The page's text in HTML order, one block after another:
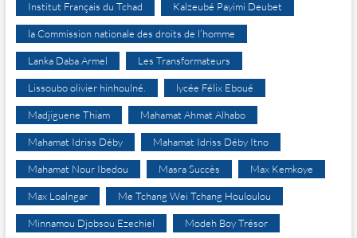
Institut Français du Tchad Kalzeubé Payimi Deubet
la Commission nationale des droits de l’homme
Lanka Daba Armel Les Transformateurs
Lissoubo olivier hinhoulné. lycée Félix Eboué
Madjiguene Thiam Mahamat Ahmat Alhabo
Mahamat Idriss Déby Mahamat Idriss Déby Itno
Mahamat Nour Ibedou Masra Succès Max Kemkoye
Max Loalngar Me Tchang Wei Tchang Houloulou
Minnamou Djobsou Ezechiel Modeh Boy Trésor